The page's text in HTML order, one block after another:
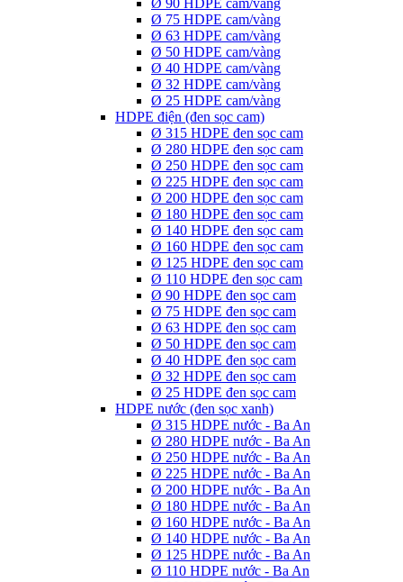
Ø 90 HDPE cam/vàng
Ø 75 HDPE cam/vàng
Ø 63 HDPE cam/vàng
Ø 50 HDPE cam/vàng
Ø 40 HDPE cam/vàng
Ø 32 HDPE cam/vàng
Ø 25 HDPE cam/vàng
HDPE điện (đen sọc cam)
Ø 315 HDPE đen sọc cam
Ø 280 HDPE đen sọc cam
Ø 250 HDPE đen sọc cam
Ø 225 HDPE đen sọc cam
Ø 200 HDPE đen sọc cam
Ø 180 HDPE đen sọc cam
Ø 140 HDPE đen sọc cam
Ø 160 HDPE đen sọc cam
Ø 125 HDPE đen sọc cam
Ø 110 HDPE đen sọc cam
Ø 90 HDPE đen sọc cam
Ø 75 HDPE đen sọc cam
Ø 63 HDPE đen sọc cam
Ø 50 HDPE đen sọc cam
Ø 40 HDPE đen sọc cam
Ø 32 HDPE đen sọc cam
Ø 25 HDPE đen sọc cam
HDPE nước (đen sọc xanh)
Ø 315 HDPE nước - Ba An
Ø 280 HDPE nước - Ba An
Ø 250 HDPE nước - Ba An
Ø 225 HDPE nước - Ba An
Ø 200 HDPE nước - Ba An
Ø 180 HDPE nước - Ba An
Ø 160 HDPE nước - Ba An
Ø 140 HDPE nước - Ba An
Ø 125 HDPE nước - Ba An
Ø 110 HDPE nước - Ba An